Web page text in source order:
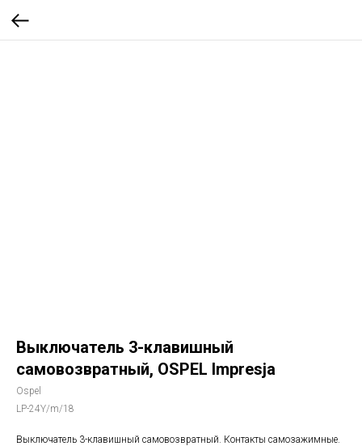
Выключатель 3-клавишный
самовозвратный, OSPEL Impresja
Ospel
LP-24Y/m/18
Выключатель 3-клавишный самовозвратный. Контакты самозажимные.